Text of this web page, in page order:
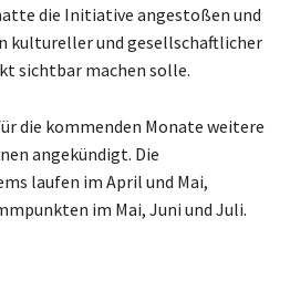
die Initiative angestoßen und
kultureller und gesellschaftlicher
sichtbar machen solle.
die kommenden Monate weitere
angekündigt. Die
laufen im April und Mai,
im Mai, Juni und Juli.